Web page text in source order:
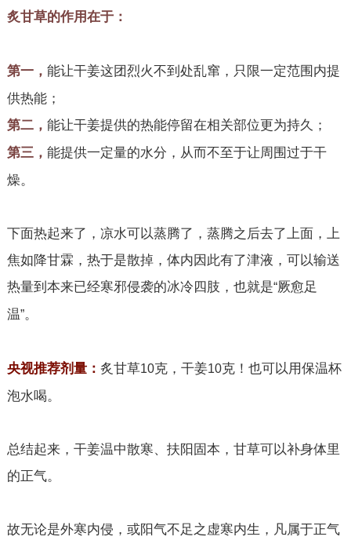
炙甘草的作用在于：
第一， 能让干姜这团烈火不到处乱窜，只限一定范围内提
供热能；
第二， 能让干姜提供的热能停留在相关部位更为持久；
第三， 能提供一定量的水分，从而不至于让周围过于干
燥。
下面热起来了，凉水可以蒸腾了，蒸腾之后去了上面，上
焦如降甘霖，热于是散掉，体内因此有了津液，可以输送
热量到本来已经寒邪侵袭的冰冷四肢，也就是“厥愈足
温”。
央视推荐剂量： 炙甘草10克，干姜10克！也可以用保温杯
泡水喝。
总结起来，干姜温中散寒、扶阳固本，甘草可以补身体里
的正气。
故无论是外寒内侵，或阳气不足之虚寒内生，凡属于正气